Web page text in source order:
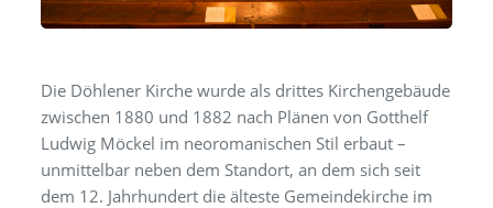
Die Döhlener Kirche wurde als drittes Kirchengebäude
zwischen 1880 und 1882 nach Plänen von Gotthelf
Ludwig Möckel im neoromanischen Stil erbaut –
unmittelbar neben dem Standort, an dem sich seit
dem 12. Jahrhundert die älteste Gemeindekirche im